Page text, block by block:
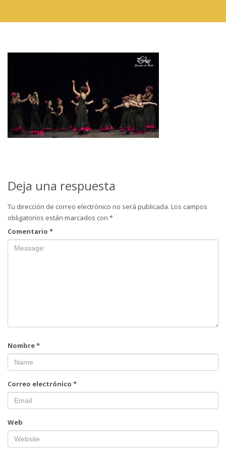
Deja una respuesta
Tu dirección de correo electrónico no será publicada. Los campos
obligatorios están marcados con *
Comentario *
Nombre*
Correo electrónico *
Web